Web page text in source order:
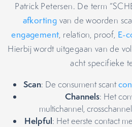
Patrick Petersen. De term
afkorting van de woorden
engagement, relation, proof, E-
Hierbij wordt uitgegaan van de
acht specifieke
Scan: De consument scant
Channels: Het
multichannel,
Helpful: Het eerste contact